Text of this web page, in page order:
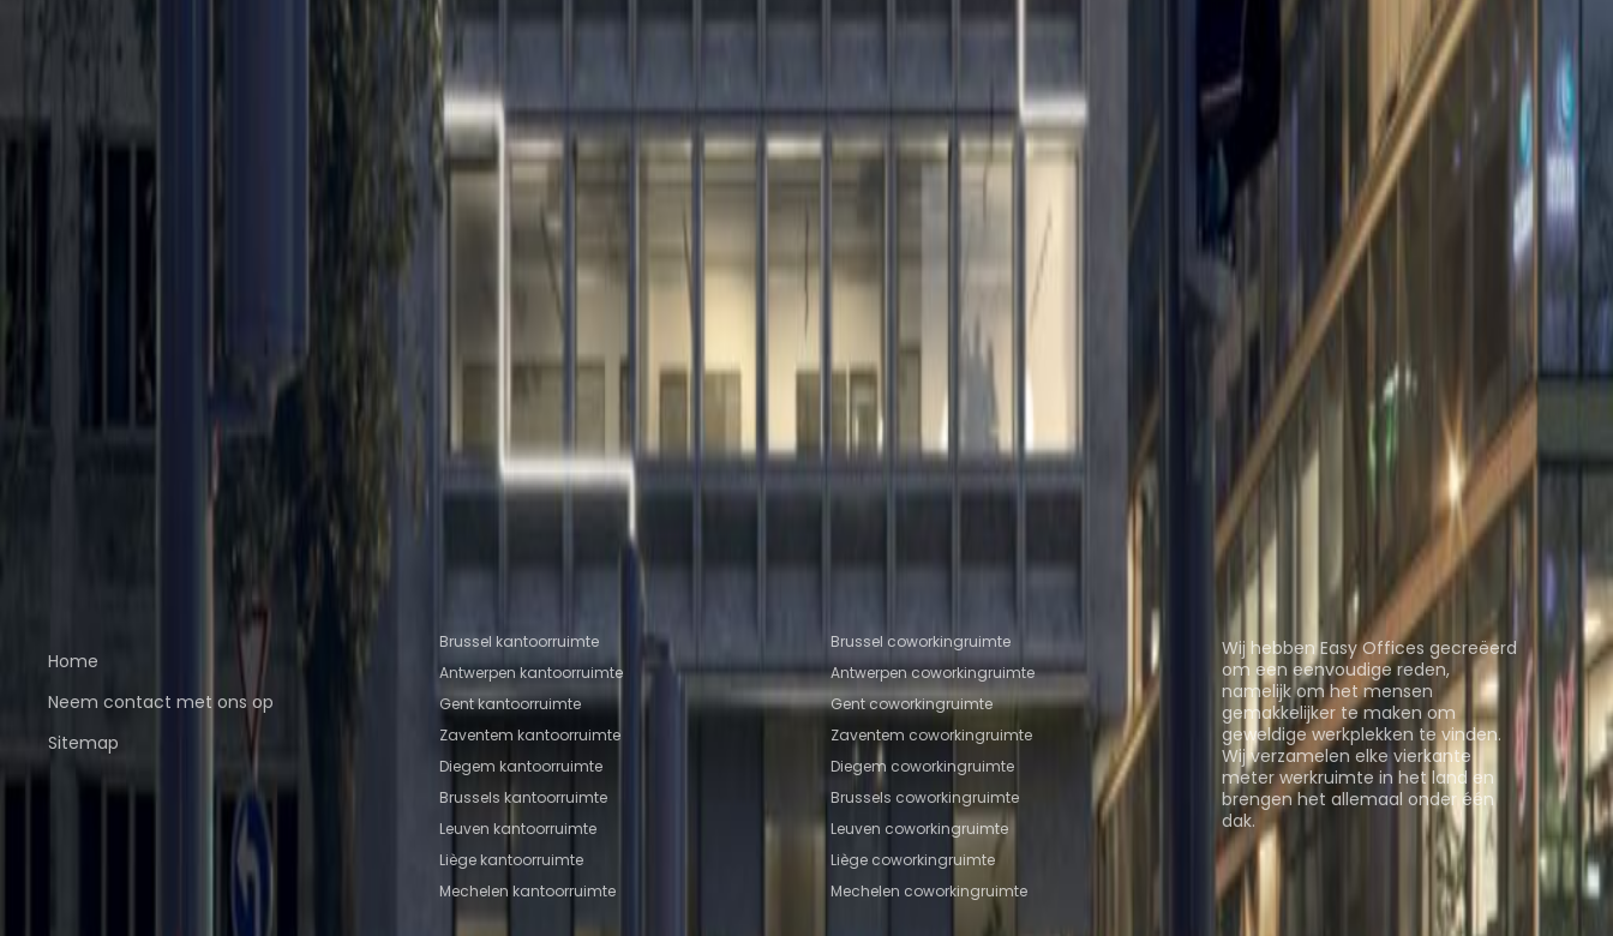
van €529
van €550p/mnd
van €649 p/mnd
Kantoorruimte in de buurt
Kantoorruimte Auderghem Kantoorruimte Berchem Kantoorruimte Drogenbos Kantoorruimte Brussels Kantoorruimte DiegemKantoorruimte
Zaventem
Kantoorruimte Groot-Bijgaarden Kantoorruimte Vilvoorde Kantoorruimte Brussels Kantoorruimte Mechelen Kantoorruimte
Kantoorruimte Aalst Kantoorruimte ANTWERP
Coworking ruimte in de buurt
Coworkingruimte Auderghem Coworkingruimte BerchemCoworkingruimte Drogenbos Coworkingruimte Brussels
Coworkingruimte
Coworkingruimte Zaventem Coworkingruimte Groot-Bijgaarden Coworkingruimte Brussels
Coworkingruimte
Coworkingruimte Leuven Coworkingruimte Aalst
Home
Neem contact met ons op
Sitemap
Brussel kantoorruimte
Antwerpen kantoorruimte
Gent kantoorruimte
Zaventem kantoorruimte
Diegem kantoorruimte
Brussels kantoorruimte
Leuven kantoorruimte
Liège kantoorruimte
Mechelen kantoorruimte
Brussel coworkingruimte
Antwerpen coworkingruimte
Gent coworkingruimte
Zaventem coworkingruimte
Diegem coworkingruimte
Brussels coworkingruimte
Leuven coworkingruimte
Liège coworkingruimte
Mechelen coworkingruimte
Over ons
Wij hebben Easy Offices gecreëerd
om een eenvoudige reden,
namelijk om het mensen
gemakkelijker te maken om
geweldige werkplekken te vinden.
Wij verzamelen elke vierkante
meter werkruimte in het land en
brengen het allemaal onder één
dak.
Ruimtes bekijken